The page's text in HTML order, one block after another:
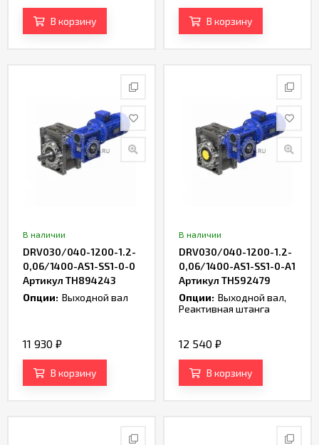
В корзину В корзину
В наличии
DRV030/040-1200-1.2-
0,06/1400-AS1-SS1-0-0
Артикул TH894243
Опции: Выходной вал
11 930 ₽
В корзину
В наличии
DRV030/040-1200-1.2-
0,06/1400-AS1-SS1-0-A1
Артикул TH592479
Опции: Выходной вал,
Реактивная штанга
12 540 ₽
В корзину